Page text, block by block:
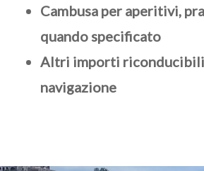
Cambusa per aperitivi,
quando specificato
Altri importi
navigazione